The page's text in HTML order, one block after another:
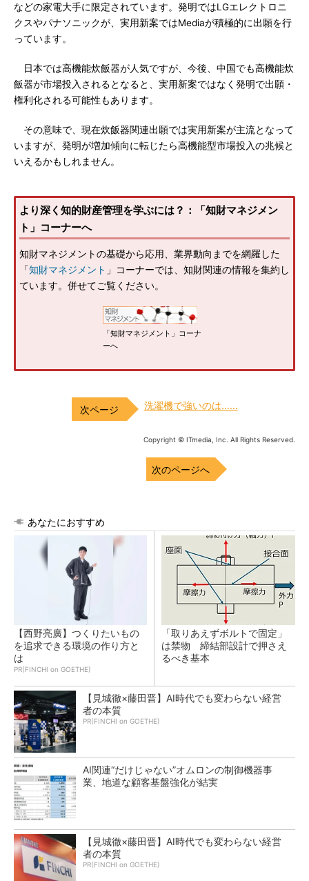
などの家電大手に限定されています。発明ではLGエレクトロニ
クスやパナソニックが、実用新案ではMediaが積極的に出願を行
っています。
日本では高機能炊飯器が人気ですが、今後、中国でも高機能炊
飯器が市場投入されるとなると、実用新案ではなく発明で出願・
権利化される可能性もあります。
その意味で、現在炊飯器関連出願では実用新案が主流となって
いますが、発明が増加傾向に転じたら高機能型市場投入の兆候と
いえるかもしれません。
より深く知的財産管理を学ぶには？：「知財マネジメン
ト」コーナーへ
知財マネジメントの基礎から応用、業界動向までを網羅した
「知財マネジメント 」コーナーでは、知財関連の情報を集約し
ています。併せてご覧ください。
「知財マネジメント」コーナ
ーへ
洗濯機で強いのは……
Copyright © ITmedia, Inc. All Rights Reserved.
次のページへ
あなたにおすすめ
【西野亮廣】つくりたいもの
を追求できる環境の作り方と
は
PR(FINCHI on GOETHE)
「取りあえずボルトで固定」
は禁物 締結部設計で押さえ
るべき基本
【見城徹×藤田晋】AI時代でも変わらない経営
者の本質
PR(FINCHI on GOETHE)
AI関連“だけじゃない”オムロンの制御機器事
業、地道な顧客基盤強化が結実
【見城徹×藤田晋】AI時代でも変わらない経営
者の本質
PR(FINCHI on GOETHE)